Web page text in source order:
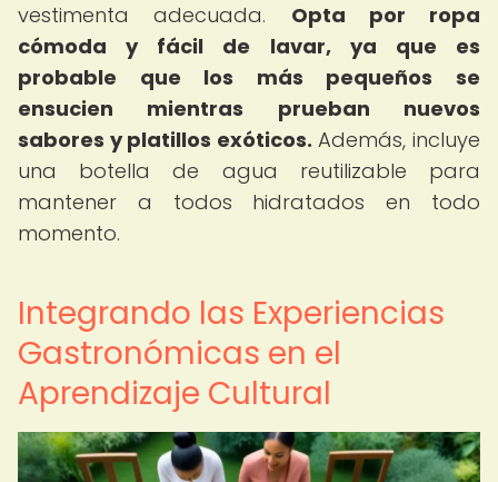
vestimenta adecuada. Opta por ropa
cómoda y fácil de lavar, ya que es
probable que los más pequeños se
ensucien mientras prueban nuevos
sabores y platillos exóticos. Además, incluye
una botella de agua reutilizable para
mantener a todos hidratados en todo
momento.
Integrando las Experiencias
Gastronómicas en el
Aprendizaje Cultural